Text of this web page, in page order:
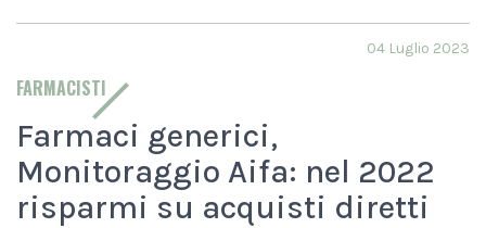
FARMACISTI
04 Luglio 2023
Farmaci generici,
Monitoraggio Aifa: nel 2022
risparmi su acquisti diretti